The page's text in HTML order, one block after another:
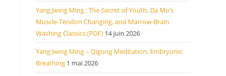
Yang Jwing Ming : The Secret of Youth, Da Mo’s
Muscle-Tendon Changing, and Marrow-Brain
Washing Classics (PDF) 14 juin 2026
Yang Jwing Ming – Qigong Meditation, Embryonic
Breathing 1 mai 2026